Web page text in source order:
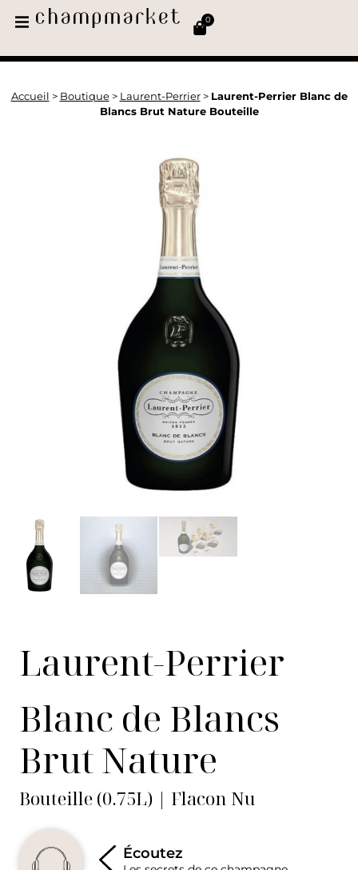
0
Accueil > Boutique> Laurent-Perrier> Laurent-Perrier Blanc de
Blancs Brut Nature Bouteille
Laurent-Perrier
Blanc de Blancs
Brut Nature
Bouteille (0.75L) | Flacon Nu
Écoutez